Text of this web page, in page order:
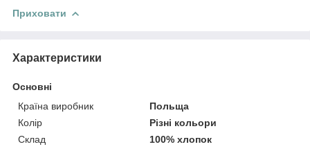
Приховати
Характеристики
Основні
Країна виробник
Польща
Колір
Різні кольори
Склад
100% хлопок